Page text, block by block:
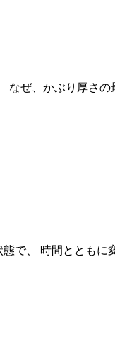
ぜ、かぶり厚さの
で、 時間とともに